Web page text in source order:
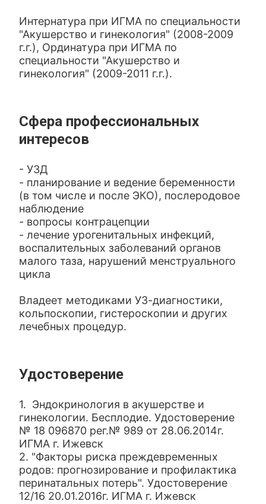
Интернатура при ИГМА по специальности
"Акушерство и гинекология" (2008-2009
г.г.), Ординатура при ИГМА по
специальности "Акушерство и
гинекология" (2009-2011 г.г.).
Сфера профессиональных
интересов
- УЗД
- планирование и ведение беременности
(в том числе и после ЭКО), послеродовое
наблюдение
- вопросы контрацепции
- лечение урогенитальных инфекций,
воспалительных заболеваний органов
малого таза, нарушений менструального
цикла
Владеет методиками УЗ-диагностики,
кольпоскопии, гистероскопии и других
лечебных процедур.
Удостоверение
1. Эндокринология в акушерстве и
гинекологии. Бесплодие. Удостоверение
№ 18 096870 рег.№ 989 от 28.06.2014г.
ИГМА г. Ижевск
2. "Факторы риска преждевременных
родов: прогнозирование и профилактика
перинатальных потерь". Удостоверение
12/16 20.01.2016г. ИГМА г. Ижевск